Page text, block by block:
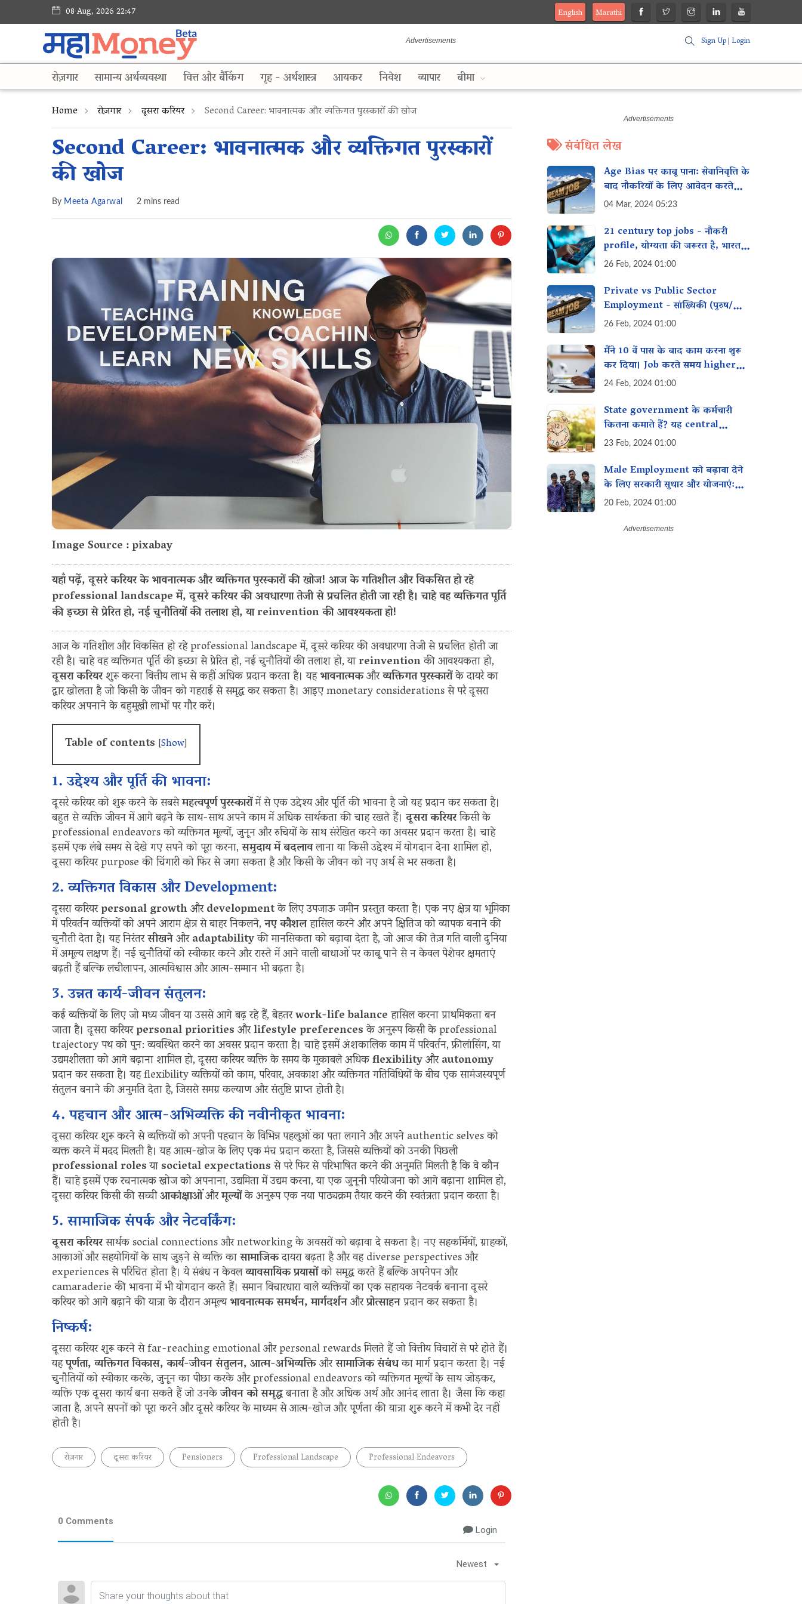
08 Aug, 2026 22:47 English
Marathi
Sign Up|Login
रोज़गार सामान्य अर्थव्यवस्था वित्त और बैंकिंग गृह - अर्थशास्त्र आयकर निवेश व्यापार बीमा
Home रोज़गार दूसरा करियर Second Career: भावनात्मक और व्यक्तिगत पुरस्कारों की खोज
Second Career: भावनात्मक और व्यक्तिगत पुरस्कारों
की खोज
By Meeta Agarwal 2 mins read
Image Source : pixabay
यहाँ पढ़ें, दूसरे करियर के भावनात्मक और व्यक्तिगत पुरस्कारों की खोज! आज के गतिशील और विकसित हो रहे
professional landscape में, दूसरे करियर की अवधारणा तेजी से प्रचलित होती जा रही है। चाहे वह व्यक्तिगत पूर्ति
की इच्छा से प्रेरित हो, नई चुनौतियों की तलाश हो, या reinvention की आवश्यकता हो!
आज के गतिशील और विकसित हो रहे professional landscape में, दूसरे करियर की अवधारणा तेजी से प्रचलित होती जा
रही है। चाहे वह व्यक्तिगत पूर्ति की इच्छा से प्रेरित हो, नई चुनौतियों की तलाश हो, याreinventionकी आवश्यकता हो,
दूसरा करियरशुरू करना वित्तीय लाभ से कहीं अधिक प्रदान करता है। यहभावनात्मकऔरव्यक्तिगत पुरस्कारोंके दायरे का
द्वार खोलता है जो किसी के जीवन को गहराई से समृद्ध कर सकता है। आइए monetary considerations से परे दूसरा
करियर अपनाने के बहुमुखी लाभों पर गौर करें।
Table of contents [Show]
1. उद्देश्य और पूर्ति की भावना:
दूसरे करियर को शुरू करने के सबसेमहत्वपूर्ण पुरस्कारोंमें से एक उद्देश्य और पूर्ति की भावना है जो यह प्रदान कर सकता है।
बहुत से व्यक्ति जीवन में आगे बढ़ने के साथ-साथ अपने काम में अधिक सार्थकता की चाह रखते हैं।दूसरा करियरकिसी के
professional endeavors को व्यक्तिगत मूल्यों, जुनून और रुचियों के साथ संरेखित करने का अवसर प्रदान करता है। चाहे
इसमें एक लंबे समय से देखे गए सपने को पूरा करना,समुदाय में बदलावलाना या किसी उद्देश्य में योगदान देना शामिल हो,
दूसरा करियर purpose की चिंगारी को फिर से जगा सकता है और किसी के जीवन को नए अर्थ से भर सकता है।
2. व्यक्तिगत विकास और Development:
दूसरा करियरpersonal growthऔरdevelopmentके लिए उपजाऊ जमीन प्रस्तुत करता है। एक नए क्षेत्र या भूमिका
में परिवर्तन व्यक्तियों को अपने आराम क्षेत्र से बाहर निकलने,नए कौशलहासिल करने और अपने क्षितिज को व्यापक बनाने की
चुनौती देता है। यह निरंतरसीखनेऔरadaptabilityकी मानसिकता को बढ़ावा देता है, जो आज की तेज़ गति वाली दुनिया
में अमूल्य लक्षण हैं। नई चुनौतियों को स्वीकार करने और रास्ते में आने वाली बाधाओं पर काबू पाने से न केवल पेशेवर क्षमताएं
बढ़ती हैं बल्कि लचीलापन, आत्मविश्वास और आत्म-सम्मान भी बढ़ता है।
3. उन्नत कार्य-जीवन संतुलन:
कई व्यक्तियों के लिए जो मध्य जीवन या उससे आगे बढ़ रहे हैं, बेहतरwork-life balanceहासिल करना प्राथमिकता बन
जाता है। दूसरा करियरpersonal prioritiesऔरlifestyle preferencesके अनुरूप किसी के professional
trajectory पथ को पुन: व्यवस्थित करने का अवसर प्रदान करता है। चाहे इसमें अंशकालिक काम में परिवर्तन, फ्रीलांसिंग, या
उद्यमशीलता को आगे बढ़ाना शामिल हो, दूसरा करियर व्यक्ति के समय के मुकाबले अधिकflexibilityऔरautonomy
प्रदान कर सकता है। यह flexibility व्यक्तियों को काम, परिवार, अवकाश और व्यक्तिगत गतिविधियों के बीच एक सामंजस्यपूर्ण
संतुलन बनाने की अनुमति देता है, जिससे समग्र कल्याण और संतुष्टि प्राप्त होती है।
4. पहचान और आत्म-अभिव्यक्ति की नवीनीकृत भावना:
दूसरा करियर शुरू करने से व्यक्तियों को अपनी पहचान के विभिन्न पहलुओं का पता लगाने और अपने authentic selves को
व्यक्त करने में मदद मिलती है। यह आत्म-खोज के लिए एक मंच प्रदान करता है, जिससे व्यक्तियों को उनकी पिछली
professional rolesयाsocietal expectationsसे परे फिर से परिभाषित करने की अनुमति मिलती है कि वे कौन
हैं। चाहे इसमें एक रचनात्मक खोज को अपनाना, उद्यमिता में उद्यम करना, या एक जुनूनी परियोजना को आगे बढ़ाना शामिल हो,
दूसरा करियर किसी की सच्चीआकांक्षाओंऔरमूल्योंके अनुरूप एक नया पाठ्यक्रम तैयार करने की स्वतंत्रता प्रदान करता है।
5. सामाजिक संपर्क और नेटवर्किंग:
दूसरा करियरसार्थक social connections और networking के अवसरों को बढ़ावा दे सकता है। नए सहकर्मियों, ग्राहकों,
आकाओं और सहयोगियों के साथ जुड़ने से व्यक्ति कासामाजिकदायरा बढ़ता है और वह diverse perspectives और
experiences से परिचित होता है। ये संबंध न केवलव्यावसायिक प्रयासोंको समृद्ध करते हैं बल्कि अपनेपन और
camaraderie की भावना में भी योगदान करते हैं। समान विचारधारा वाले व्यक्तियों का एक सहायक नेटवर्क बनाना दूसरे
करियर को आगे बढ़ाने की यात्रा के दौरान अमूल्यभावनात्मक समर्थन, मार्गदर्शनऔरप्रोत्साहनप्रदान कर सकता है।
निष्कर्ष:
दूसरा करियर शुरू करने से far-reaching emotional और personal rewards मिलते हैं जो वित्तीय विचारों से परे होते हैं।
यहपूर्णता, व्यक्तिगत विकास, कार्य-जीवन संतुलन, आत्म-अभिव्यक्तिऔरसामाजिक संबंधका मार्ग प्रदान करता है। नई
चुनौतियों को स्वीकार करके, जुनून का पीछा करके और professional endeavors को व्यक्तिगत मूल्यों के साथ जोड़कर,
व्यक्ति एक दूसरा कार्य बना सकते हैं जो उनकेजीवन को समृद्धबनाता है और अधिक अर्थ और आनंद लाता है। जैसा कि कहा
जाता है, अपने सपनों को पूरा करने और दूसरे करियर के माध्यम से आत्म-खोज और पूर्णता की यात्रा शुरू करने में कभी देर नहीं
होती है।
रोज़गार दूसरा करियर Pensioners Professional Landscape Professional Endeavors
0 Comments
Login
Newest
संबंधित लेख
Age Bias पर काबू पाना: सेवानिवृत्ति के
बाद नौकरियों के लिए आवेदन करते
समय अपना मूल्य कैसे प्रदर्शित करें
04 Mar, 2024 05:23
21 century top jobs - नौकरी
profile, योग्यता की जरूरत है, भारत
की तैयारी
26 Feb, 2024 01:00
Private vs Public Sector
Employment - सांख्यिकी (पुरुष/
महिला टूटना), राज्यवाँ टूटना, कारण,
26 Feb, 2024 01:00
मैंने 10 वें पास के बाद काम करना शुरू
कर दिया। Job करते समय higher
education कैसे प्राप्त कर सकती है?
24 Feb, 2024 01:00
State government के कर्मचारी
कितना कमाते हैं? यह central
government के कर्मचारियों से कैसे
23 Feb, 2024 01:00
Male Employment को बढ़ावा देने
के लिए सरकारी सुधार और योजनाएं:
सफलताओं और विफलताओं का एक
20 Feb, 2024 01:00